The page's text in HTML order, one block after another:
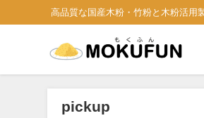
高品質な国産木粉・竹粉と木粉活用
pickup